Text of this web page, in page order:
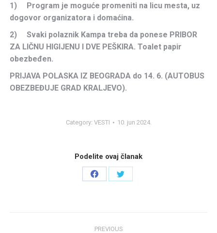
1) Program je moguće promeniti na licu mesta, uz
dogovor organizatora i domaćina.
2) Svaki polaznik Kampa treba da ponese PRIBOR
ZA LIČNU HIGIJENU I DVE PEŠKIRA. Toalet papir
obezbeđen.
PRIJAVA POLASKA IZ BEOGRADA do 14. 6. (AUTOBUS
OBEZBEĐUJE GRAD KRALJEVO).
Category: VESTI 10. jun 2024.
Podelite ovaj članak
Share
Share
PREVIOUS